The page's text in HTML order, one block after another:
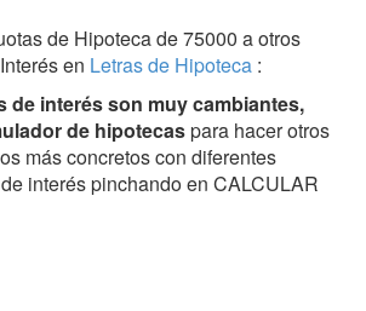
de Hipoteca de 75000 a otros
en Letras de Hipoteca :
de interés son muy cambiantes,
de hipotecaspara hacer otros
más concretos con diferentes
interés pinchando en CALCULAR